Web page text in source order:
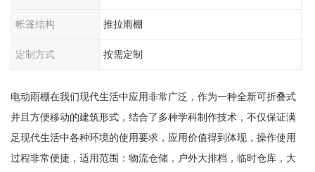
帐篷结构 推拉雨棚
定制方式 按需定制
电动雨棚在我们现代生活中应用非常广泛，作为一种全新可折叠式
并且方便移动的建筑形式，结合了多种学科制作技术，不仅保证满
足现代生活中各种环境的使用要求，应用价值得到体现，操作使用
过程非常便捷，适用范围：物流仓储，户外大排档，临时仓库，大